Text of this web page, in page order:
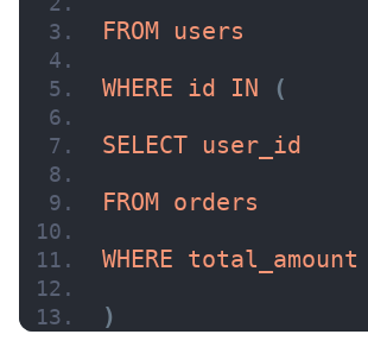
FROM users
WHERE id IN (
SELECT user_id
FROM orders
WHERE
)